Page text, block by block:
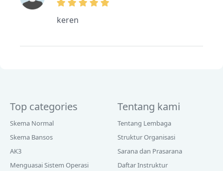
keren
Top categories
Skema Normal
Skema Bansos
AK3
Menguasai Sistem Operasi
Tentang kami
Tentang Lembaga
Struktur Organisasi
Sarana dan Prasarana
Daftar Instruktur